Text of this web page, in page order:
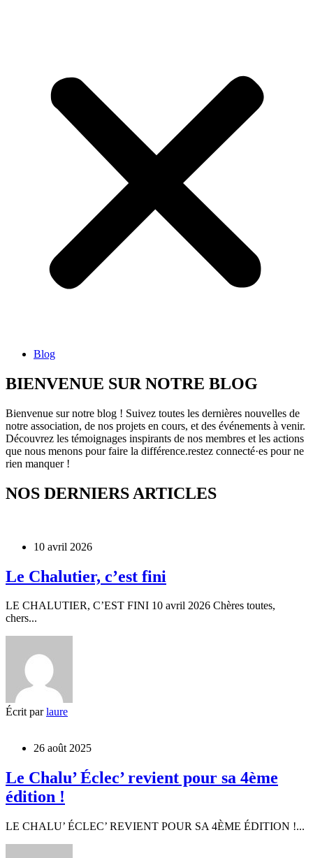
Blog
BIENVENUE SUR NOTRE BLOG
Bienvenue sur notre blog ! Suivez toutes les dernières nouvelles de
notre association, de nos projets en cours, et des événements à venir.
Découvrez les témoignages inspirants de nos membres et les actions
que nous menons pour faire la différence.restez connecté·es pour ne
rien manquer !
NOS DERNIERS ARTICLES
10 avril 2026
Le Chalutier, c’est fini
LE CHALUTIER, C’EST FINI 10 avril 2026 Chères toutes,
chers...
Écrit par laure
26 août 2025
Le Chalu’ Éclec’ revient pour sa 4ème
édition !
LE CHALU’ ÉCLEC’ REVIENT POUR SA 4ÈME ÉDITION !...